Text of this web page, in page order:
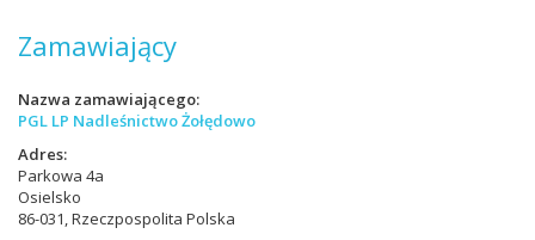
Zamawiający
Nazwa zamawiającego
PGL LP Nadleśnictwo Żołędowo
Adres
Parkowa 4a
Osielsko
86-031, Rzeczpospolita Polska